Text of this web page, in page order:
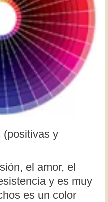
(positivas y
el amor, el
y es muy
es un color